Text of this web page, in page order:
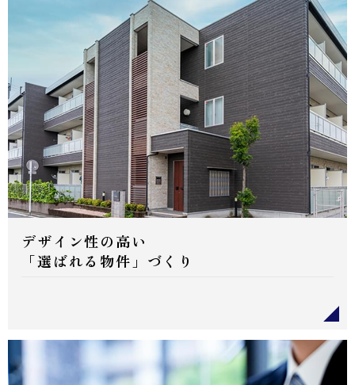
デザイン性の高い
「選ばれる物件」づくり